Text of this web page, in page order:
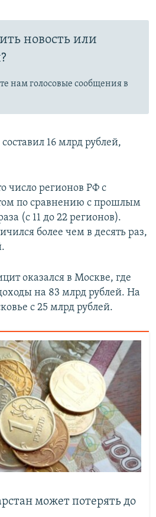
новость или
нам голосовые сообщения в
16 млрд рублей,
число регионов РФ с
по сравнению с прошлым
(с 11 до 22 регионов).
более чем в десять раз,
оказался в Москве, где
на 83 млрд рублей. На
с 25 млрд рублей.
может потерять до